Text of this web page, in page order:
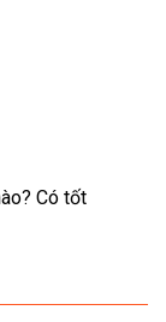
Có tốt